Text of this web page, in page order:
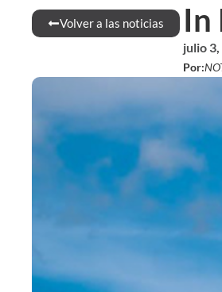
Volver a las noticias In
julio
Por: